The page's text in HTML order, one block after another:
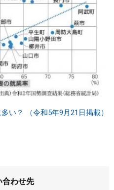
い？ （令和5年9月21日掲載）
合わせ先